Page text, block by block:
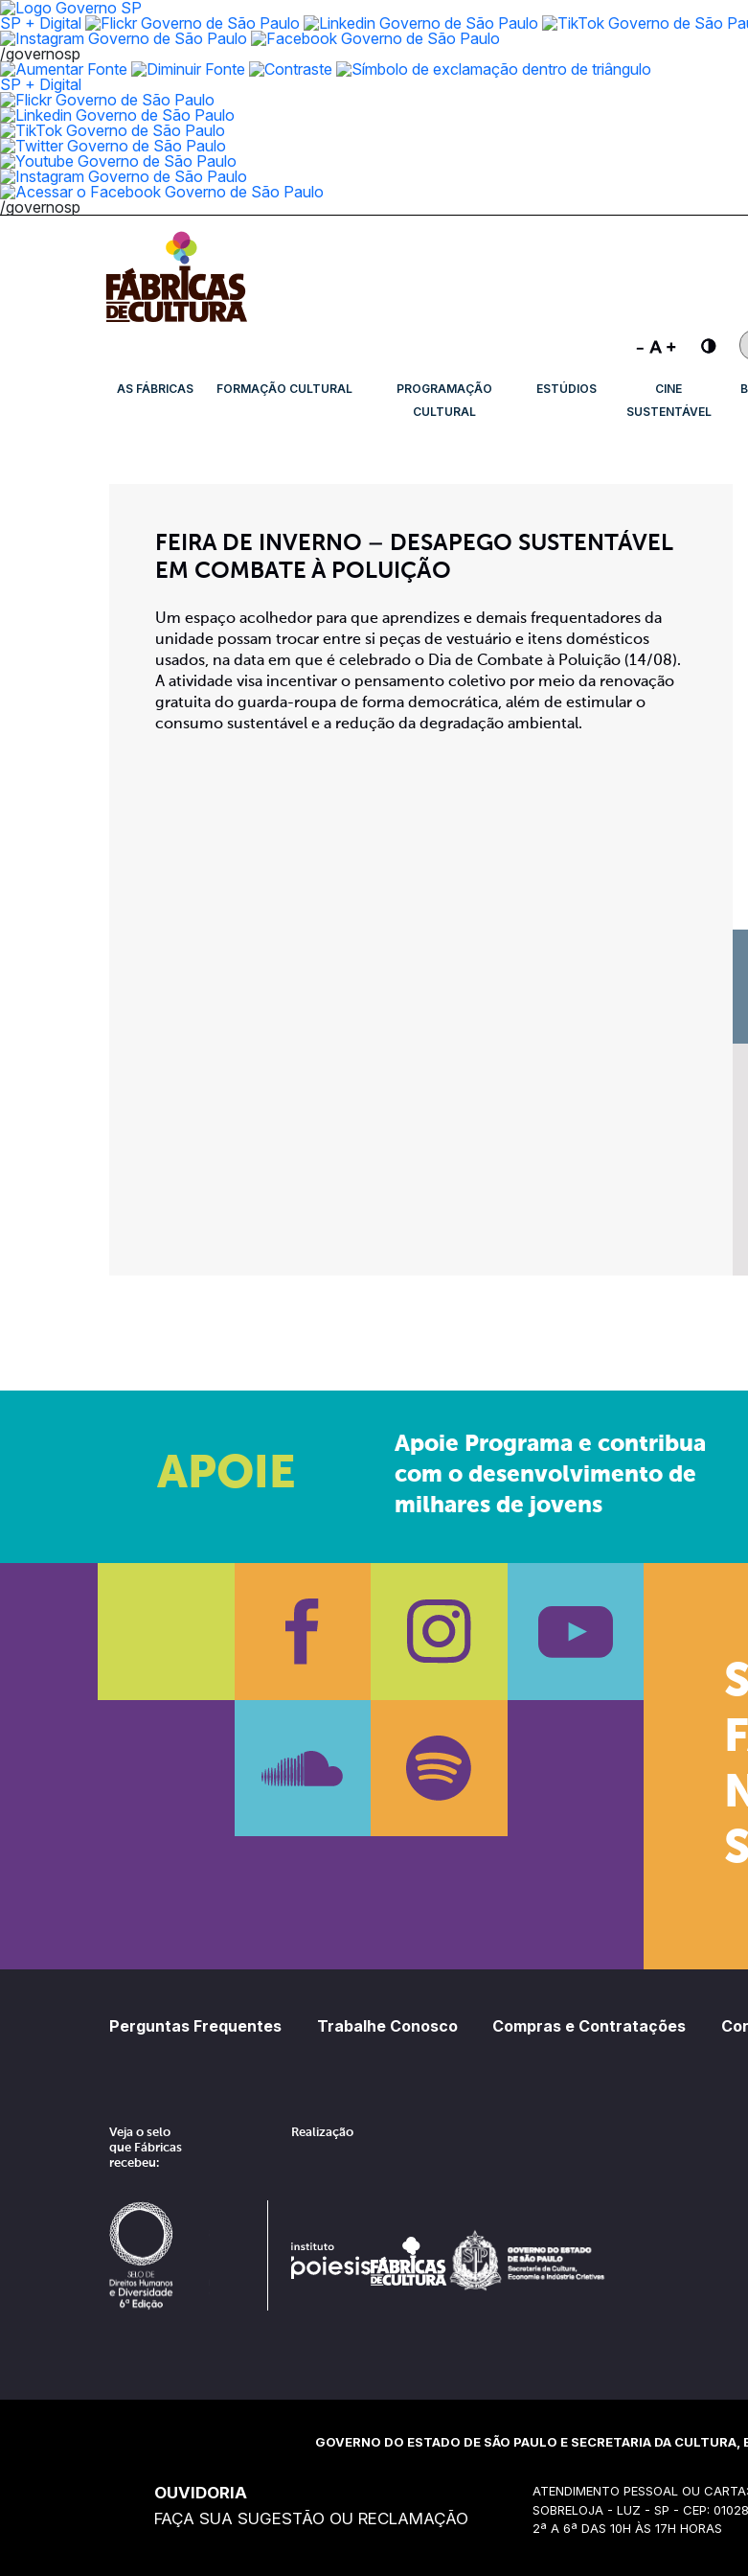
SP + Digital
/governosp
SP + Digital
/governosp
AS FÁBRICAS FORMAÇÃO CULTURAL
PROGRAMAÇÃO
CULTURAL
ESTÚDIOS
CINE
SUSTENTÁVEL
FEIRA DE INVERNO – DESAPEGO SUSTENTÁVEL
EM COMBATE À POLUIÇÃO
Um espaço acolhedor para que aprendizes e demais frequentadores da
unidade possam trocar entre si peças de vestuário e itens domésticos
usados, na data em que é celebrado o Dia de Combate à Poluição (14/08).
A atividade visa incentivar o pensamento coletivo por meio da renovação
gratuita do guarda-roupa de forma democrática, além de estimular o
consumo sustentável e a redução da degradação ambiental.
APOIE
Apoie Programa e contribua
com o desenvolvimento de
milhares de jovens
FacebookInstagram
Perguntas Frequentes Trabalhe Conosco Compras e Contratações
Veja o selo
que Fábricas
recebeu:
Realização
GOVERNO DO ESTADO DE SÃO PAULO E SECRETARIA DA
OUVIDORIA
FAÇA SUA SUGESTÃO OU RECLAMAÇÃO
ATENDIMENTO PESSOAL OU
SOBRELOJA - LUZ - SP - CEP:
2ª A 6ª DAS 10H ÀS 17H HORAS